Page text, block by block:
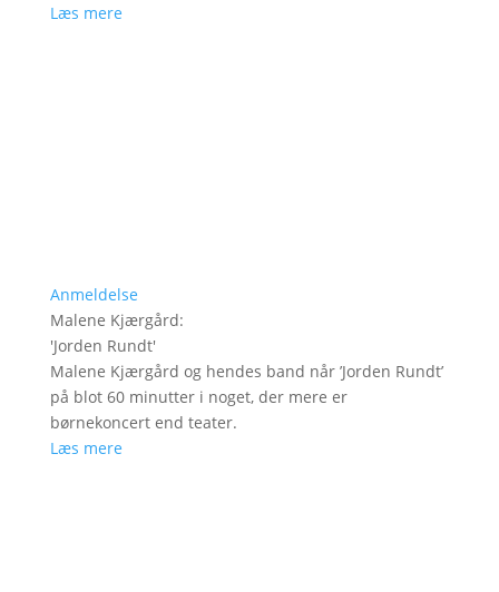
Læs mere
Anmeldelse
Malene Kjærgård:
'Jorden Rundt'
Malene Kjærgård og hendes band når ’Jorden Rundt’
på blot 60 minutter i noget, der mere er
børnekoncert end teater.
Læs mere